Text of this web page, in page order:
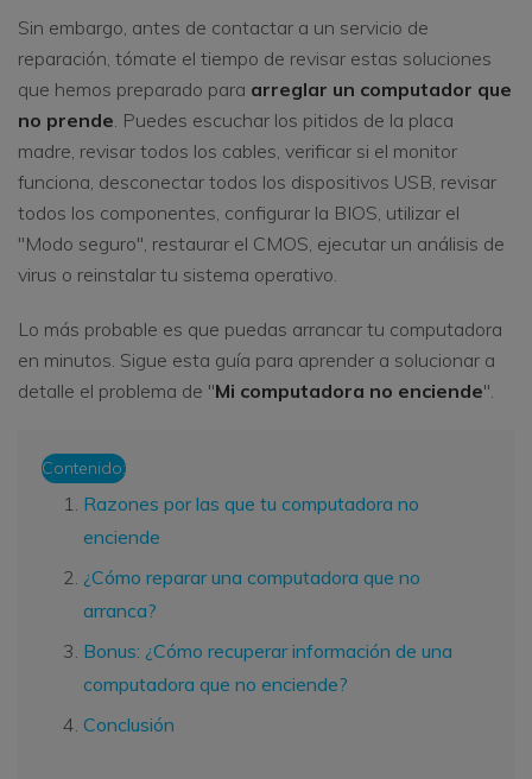
Sin embargo, antes de contactar a un servicio de
reparación, tómate el tiempo de revisar estas soluciones
que hemos preparado para arreglar un computador que
no prende. Puedes escuchar los pitidos de la placa
madre, revisar todos los cables, verificar si el monitor
funciona, desconectar todos los dispositivos USB, revisar
todos los componentes, configurar la BIOS, utilizar el
"Modo seguro", restaurar el CMOS, ejecutar un análisis de
virus o reinstalar tu sistema operativo.
Lo más probable es que puedas arrancar tu computadora
en minutos. Sigue esta guía para aprender a solucionar a
detalle el problema de "Mi computadora no enciende".
Contenido:
Razones por las que tu computadora no
enciende
¿Cómo reparar una computadora que no
arranca?
Bonus: ¿Cómo recuperar información de una
computadora que no enciende?
Conclusión